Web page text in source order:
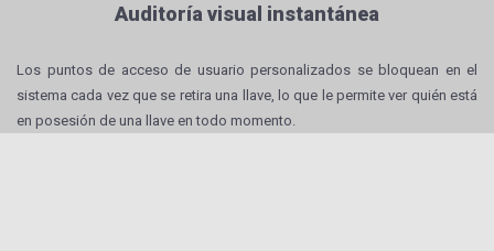
Auditoría visual instantánea
Los puntos de acceso de usuario personalizados se bloquean en el
sistema cada vez que se retira una llave, lo que le permite ver quién está
en posesión de una llave en todo momento.